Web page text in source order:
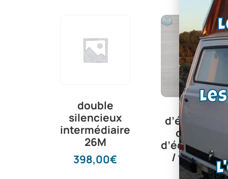
double
silencieux
intermédiaire
26M
398,00€
d’étanchéité
collecteur
/ tube |
noix600